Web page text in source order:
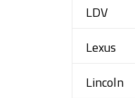
LDV
Lexus
Lincoln